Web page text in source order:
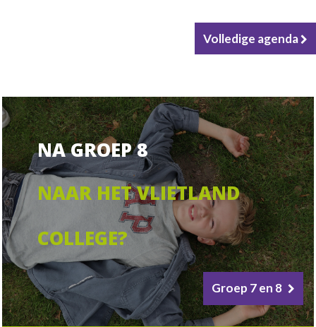
Volledige agenda
NA GROEP 8
NAAR HET VLIETLAND
COLLEGE?
Groep 7 en 8